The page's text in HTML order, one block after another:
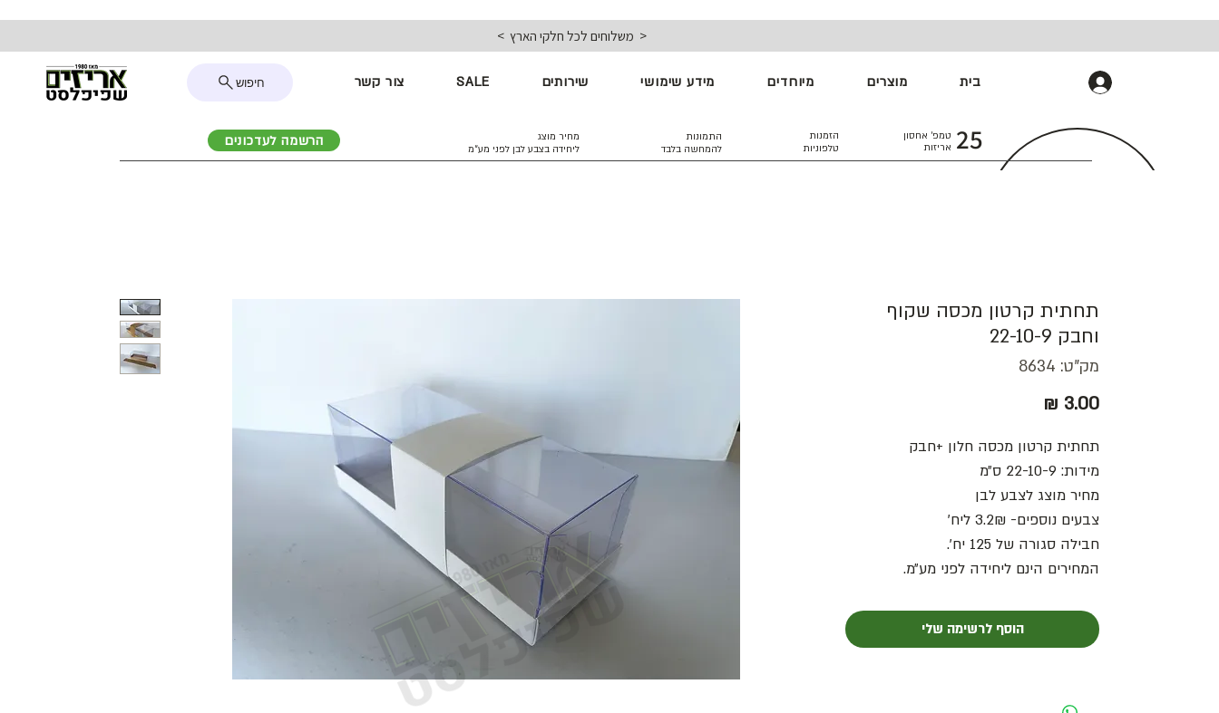
< משלוחים לכל חלקי הארץ >
חיפוש בית מוצרים מיוחדים מידע שימושי שירותים SALE צור קשר
הרשמה לעדכונים
מחיר מוצג
ליחידה בצבע לבן לפני מע״מ
התמונות
להמחשה בלבד
הזמנות
טלפוניות
25 טמפ׳ אחסון
אריזות
תחתית קרטון מכסה שקוף
וחבק 22-10-9
מק"ט: 8634
תחתית קרטון מכסה חלון +חבק
מידות: 22-10-9 ס״מ
מחיר מוצג לצבע לבן
צבעים נוספים- 3.2₪ ליח׳
חבילה סגורה של 125 יח׳.
המחירים הינם ליחידה לפני מע״מ.
הוסף לרשימה שלי